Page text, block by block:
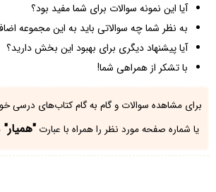
آیا این نمونه سوالات برای شما مفید بود؟
به نظر شما چه سوالاتی باید به این مجموعه
آیا پیشنهاد دیگری برای بهبود این بخش دارید؟
با تشکر از همراهی شما!
برای مشاهده سوالات و گام به گام کتاب‌های درسی
یا شماره صفحه مورد نظر را همراه با عبارت"همیار"